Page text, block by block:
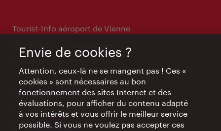
Tourist-Info aéroport de Vienne
d'ouverture:
Wien Hotels & Info
E-
mail:
info@wien.info
Téléphone:
+43-1-24 555
Envie de cookies ?
Attention, ceux-là ne se mangent pas ! Ces «
cookies » sont nécessaires au bon
fonctionnement des sites Internet et des
évaluations, pour afficher du contenu adapté
à vos intérêts et vous offrir le meilleur service
possible. Si vous ne voulez pas accepter ces